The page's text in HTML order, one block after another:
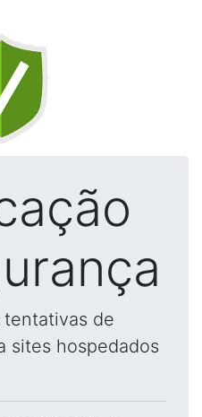
tentativas de
sites hospedados